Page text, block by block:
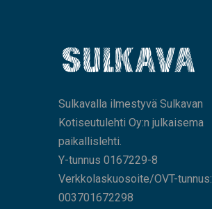
Sulkavalla ilmestyvä Sulkavan
Kotiseutulehti Oy:n julkaisema
paikallislehti.
Y-tunnus 0167229-8
Verkkolaskuosoite/OVT-tunnus:
003701672298